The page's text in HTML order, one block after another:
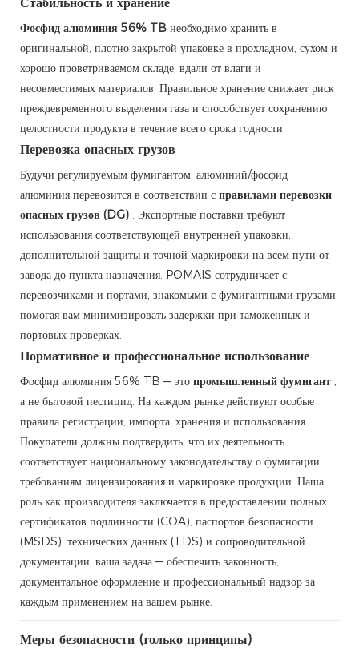
Фосфид алюминия 56% TB необходимо хранить в
оригинальной, плотно закрытой упаковке в прохладном, сухом и
хорошо проветриваемом складе, вдали от влаги и
несовместимых материалов. Правильное хранение снижает риск
преждевременного выделения газа и способствует сохранению
целостности продукта в течение всего срока годности.
Перевозка опасных грузов
Будучи регулируемым фумигантом, алюминий/фосфид
алюминия перевозится в соответствии с правилами перевозки
опасных грузов (DG) . Экспортные поставки требуют
использования соответствующей внутренней упаковки,
дополнительной защиты и точной маркировки на всем пути от
завода до пункта назначения. POMAIS сотрудничает с
перевозчиками и портами, знакомыми с фумигантными грузами,
помогая вам минимизировать задержки при таможенных и
портовых проверках.
Нормативное и профессиональное использование
Фосфид алюминия 56% TB — это промышленный фумигант ,
а не бытовой пестицид. На каждом рынке действуют особые
правила регистрации, импорта, хранения и использования.
Покупатели должны подтвердить, что их деятельность
соответствует национальному законодательству о фумигации,
требованиям лицензирования и маркировке продукции. Наша
роль как производителя заключается в предоставлении полных
сертификатов подлинности (COA), паспортов безопасности
(MSDS), технических данных (TDS) и сопроводительной
документации; ваша задача — обеспечить законность,
документальное оформление и профессиональный надзор за
каждым применением на вашем рынке.
Меры безопасности (только принципы)